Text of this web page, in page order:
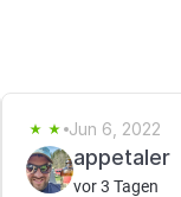
Jun 6, 2022
appetaler
vor 3 Tagen